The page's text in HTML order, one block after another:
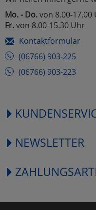
Mo. - Do.von 8.00-17.00
Fr.von 8.00-15.30 Uhr
Kontaktformular
(06766) 903-225
(06766) 903-223
NEWSLETTER